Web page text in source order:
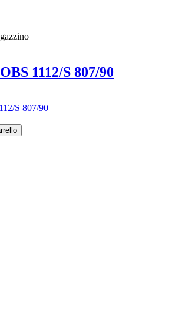
1112/S 807/90
S 807/90